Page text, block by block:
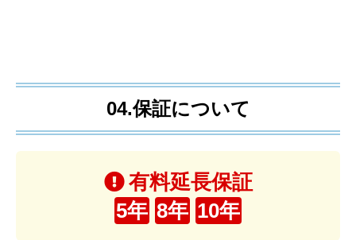
04.保証について
有料延長保証
5年 8年 10年